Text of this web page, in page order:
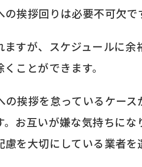
挨拶回りは必要不可欠で
すが、スケジュールに
ことができます。
挨拶を怠っているケー
お互いが嫌な気持ちに
を大切にしている業者